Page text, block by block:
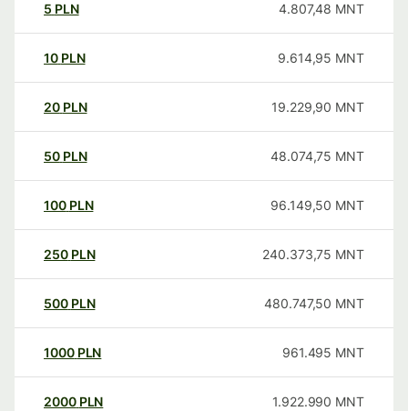
5 PLN 4.807,48 MNT
10 PLN 9.614,95 MNT
20 PLN 19.229,90 MNT
50 PLN 48.074,75 MNT
100 PLN 96.149,50 MNT
250 PLN 240.373,75 MNT
500 PLN 480.747,50 MNT
1000 PLN 961.495 MNT
2000 PLN 1.922.990 MNT